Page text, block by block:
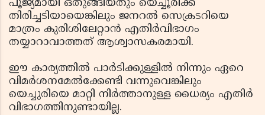
പൂജ്യമായി ഒതുങ്ങിയതും യെച്ചൂരിക്ക്
തിരിച്ചടിയായെങ്കിലും ജനറൽ സെക്രടറിയെ
മാത്രം കുരിശിലേറ്റാൻ എതിർവിഭാഗം
തയ്യാറാവാത്തത് ആശ്വാസകരമായി.
ഈ കാര്യത്തിൽ പാർടിക്കുള്ളിൽ നിന്നും ഏറെ
വിമർശനമേൽക്കേണ്ടി വന്നുവെങ്കിലും
യെച്ചുരിയെ മാറ്റി നിർത്താനുള്ള ധൈര്യം എതിർ
വിഭാഗത്തിനുണ്ടായില്ല.